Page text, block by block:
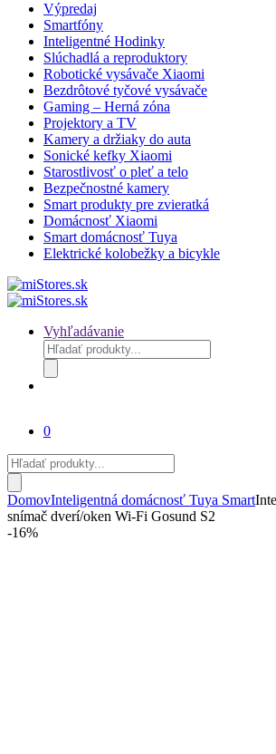
Výpredaj
Smartfóny
Inteligentné Hodinky
Slúchadlá a reproduktory
Robotické vysávače Xiaomi
Bezdrôtové tyčové vysávače
Gaming – Herná zóna
Projektory a TV
Kamery a držiaky do auta
Sonické kefky Xiaomi
Starostlivosť o pleť a telo
Bezpečnostné kamery
Smart produkty pre zvieratká
Domácnosť Xiaomi
Smart domácnosť Tuya
Elektrické kolobežky a bicykle
Vyhľadávanie
Products
search
0
Products
search
DomovInteligentná domácnosť Tuya Smart
snímač dverí/oken Wi-Fi Gosund S2
-16%